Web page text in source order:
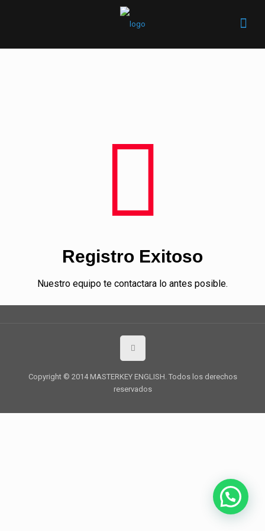
Registro Exitoso
Nuestro equipo te contactara lo antes posible.
Copyright © 2014 MASTERKEY ENGLISH. Todos los derechos
reservados